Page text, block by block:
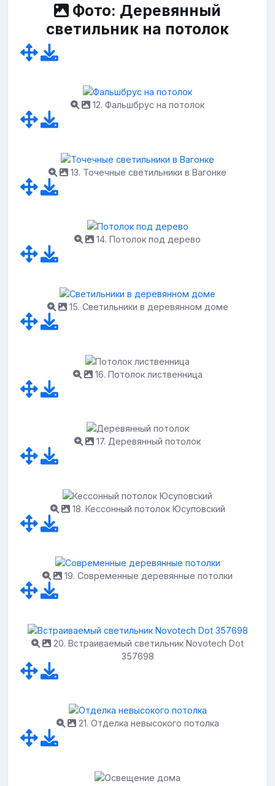
Фото: Деревянный
светильник на потолок
12. Фальшбрус на потолок
13. Точечные светильники в Вагонке
14. Потолок под дерево
15. Светильники в деревянном доме
16. Потолок лиственница
17. Деревянный потолок
18. Кессонный потолок Юсуповский
19. Современные деревянные потолки
20. Встраиваемый светильник Novotech Dot
357698
21. Отделка невысокого потолка